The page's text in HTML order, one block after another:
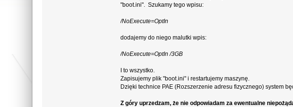
"boot.ini". Szukamy tego wpisu:
/NoExecute=OptIn
dodajemy do niego malutki wpis:
/NoExecute=OptIn /3GB
I to wszystko.
Zapisujemy plik "boot.ini" i restartujemy maszynę.
Dzięki technice PAE (Rozszerzenie adresu fizycznego) system
Z góry uprzedzam, że nie odpowiadam za ewentualne